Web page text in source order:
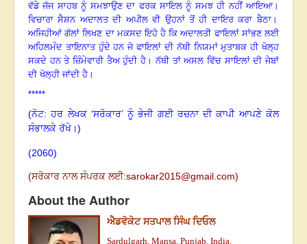
ਵੱਡੇ ਜੱਜ ਸਾਹਬ ਨੂੰ ਸਮਝਾਉਣ ਦਾ ਫਰਕ ਸਾਇਲ ਨੂੰ ਸਮਝ ਹੀ ਨਹੀਂ ਆਇਆ।
ਵਿਚਾਰਾ ਸੈਸ਼ਨ ਅਦਾਲਤ ਦੀ ਅਪੀਲ ਵੀ ਉਹਨਾਂ ਤੋਂ ਹੀ ਦਾਇਰ ਕਰਾ ਬੈਠਾ।
ਅਜਿਹੀਆਂ ਗੱਲਾਂ ਲਿਖਣ ਦਾ ਮਕਸਦ ਇਹੋ ਹੈ ਕਿ ਅਦਾਲਤੀ ਫਾਇਲਾਂ ਸਾਂਭਣ ਲਈ
ਅਹਿਲਮੰਦ ਤਾਇਨਾਤ ਹੁੰਦੇ ਹਨ ਜੋ ਫਾਇਲਾਂ ਦੀ ਨੱਥੀ ਨਿਯਮਾਂ ਮੁਤਾਬਕ ਹੀ ਖੋਲ੍ਹ
ਸਕਦੇ ਹਨ ਤੇ ਜ਼ਿੰਮੇਵਾਰੀ ਤੈਅ ਹੁੰਦੀ ਹੈ । ਨੱਥੀ ਤਾਂ ਅਸਲ ਵਿੱਚ ਸਾਇਲਾਂ ਦੀ ਜੇਬਾਂ
ਦੀ ਖੋਲ੍ਹੀ ਜਾਂਦੀ ਹੈ ।
*****
(ਨੋਟ: ਹਰ ਲੇਖਕ ‘ਸਰੋਕਾਰ’ ਨੂੰ ਭੇਜੀ ਗਈ ਰਚਨਾ ਦੀ ਕਾਪੀ ਆਪਣੇ ਕੋਲ
ਸੰਭਾਲਕੇ ਰੱਖੇ।)
(2060)
(ਸਰੋਕਾਰ ਨਾਲ ਸੰਪਰਕ ਲਈ:sarokar2015@gmail.com)
About the Author
ਐਡਵੋਕੇਟ ਸਤਪਾਲ ਸਿੰਘ ਦਿਓਲ
Sardulgarh, Mansa, Punjab, India.